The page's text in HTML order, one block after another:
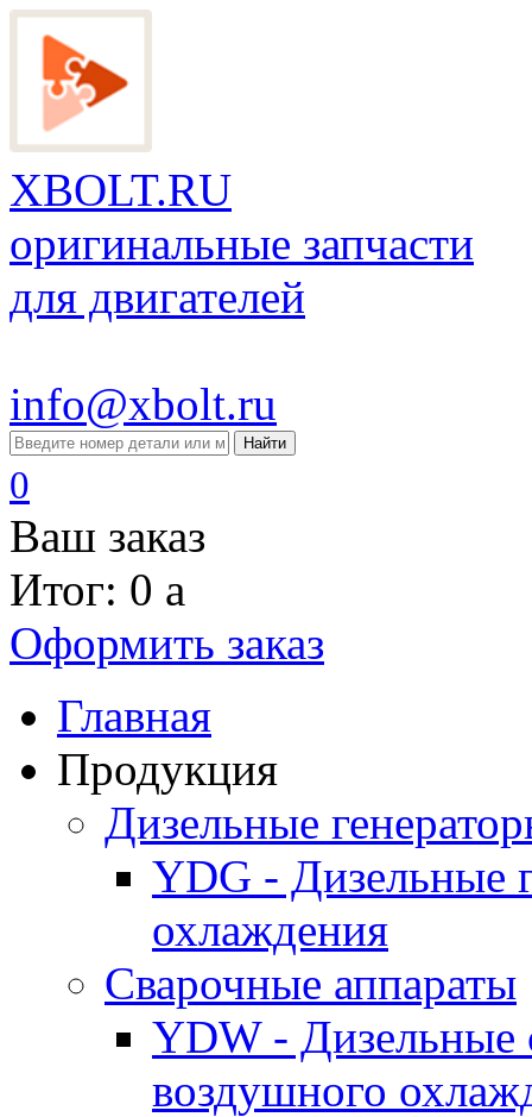
XBOLT.RU
оригинальные запчасти
для двигателей
info@xbolt.ru
Найти
0
Ваш заказ
Итог: 0 a
Оформить заказ
Главная
Продукция
Дизельные
YDG - Дизельные
охлаждения
Cварочные аппараты
YDW - Дизельные
воздушного